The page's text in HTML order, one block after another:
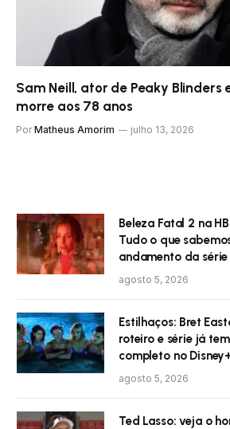
Sam Neill, ator de Peaky Blinders
morre aos 78 anos
Por Matheus Amorim julho 13, 2026
Beleza Fatal 2 na
Tudo o que
andamento da
agosto 5, 2026
Estilhaços: Bret
roteiro e série já
completo no
agosto 5, 2026
Ted Lasso: veja o